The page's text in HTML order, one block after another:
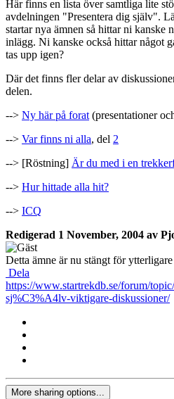
Här finns en lista över samtliga lite
avdelningen "Presentera dig själv".
startar nya ämnen så hittar ni kanske
inlägg. Ni kanske också hittar något
tas upp igen?
Där det finns fler delar av
delen.
--> Ny här på forat (presentationer
--> Var finns ni alla, del 2
--> [Röstning] Är du med i en
--> Hur hittade alla hit?
--> ICQ
Redigerad 1 November, 2004 av
Detta ämne är nu stängt för ytterligare
Dela
https://www.startrekdb.se/forum/
sj%C3%A4lv-viktigare-diskussioner/
More sharing options...